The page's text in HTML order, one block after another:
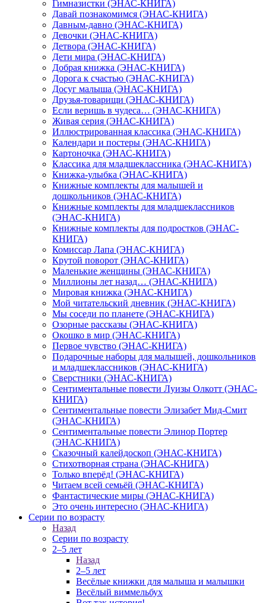
Гимназистки (ЭНАС-КНИГА)
Давай познакомимся (ЭНАС-КНИГА)
Давным-давно (ЭНАС-КНИГА)
Девочки (ЭНАС-КНИГА)
Детвора (ЭНАС-КНИГА)
Дети мира (ЭНАС-КНИГА)
Добрая книжка (ЭНАС-КНИГА)
Дорога к счастью (ЭНАС-КНИГА)
Досуг малыша (ЭНАС-КНИГА)
Друзья-товарищи (ЭНАС-КНИГА)
Если веришь в чудеса… (ЭНАС-КНИГА)
Живая серия (ЭНАС-КНИГА)
Иллюстрированная классика (ЭНАС-КНИГА)
Календари и постеры (ЭНАС-КНИГА)
Картоночка (ЭНАС-КНИГА)
Классика для младшеклассника (ЭНАС-КНИГА)
Книжка-улыбка (ЭНАС-КНИГА)
Книжные комплекты для малышей и
дошкольников (ЭНАС-КНИГА)
Книжные комплекты для младшеклассников
(ЭНАС-КНИГА)
Книжные комплекты для подростков (ЭНАС-
КНИГА)
Комиссар Лапа (ЭНАС-КНИГА)
Крутой поворот (ЭНАС-КНИГА)
Маленькие женщины (ЭНАС-КНИГА)
Миллионы лет назад… (ЭНАС-КНИГА)
Мировая книжка (ЭНАС-КНИГА)
Мой читательский дневник (ЭНАС-КНИГА)
Мы соседи по планете (ЭНАС-КНИГА)
Озорные рассказы (ЭНАС-КНИГА)
Окошко в мир (ЭНАС-КНИГА)
Первое чувство (ЭНАС-КНИГА)
Подарочные наборы для малышей, дошкольников
и младшеклассников (ЭНАС-КНИГА)
Сверстники (ЭНАС-КНИГА)
Сентиментальные повести Луизы Олкотт (ЭНАС-
КНИГА)
Сентиментальные повести Элизабет Мид-Смит
(ЭНАС-КНИГА)
Сентиментальные повести Элинор Портер
(ЭНАС-КНИГА)
Сказочный калейдоскоп (ЭНАС-КНИГА)
Стихотворная страна (ЭНАС-КНИГА)
Только вперёд! (ЭНАС-КНИГА)
Читаем всей семьёй (ЭНАС-КНИГА)
Фантастические миры (ЭНАС-КНИГА)
Это очень интересно (ЭНАС-КНИГА)
Серии по возрасту
Назад
Серии по возрасту
2–5 лет
Назад
2–5 лет
Весёлые книжки для малыша и малышки
Весёлый виммельбух